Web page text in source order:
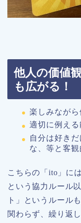
他人の価値
も広がる！
楽しみなが
適切に例え
自分は好き
な、等と客
こちらの「ito」に
という協力ルール
ト」というルール
関わらず、繰り返